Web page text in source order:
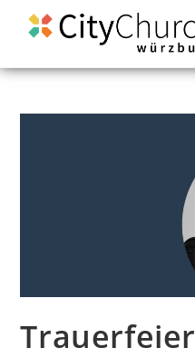
Trauerfeier